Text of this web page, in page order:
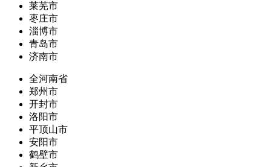
莱芜市
枣庄市
淄博市
青岛市
济南市
全河南省
郑州市
开封市
洛阳市
平顶山市
安阳市
鹤壁市